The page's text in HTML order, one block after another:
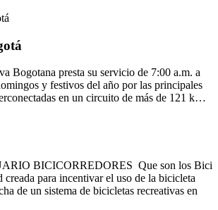
Bogotana presta su servicio de 7:00 a.m. a
y festivos del año por las principales
en un circuito de más de 121 k…
BICICORREDORES Que son los Bici
para incentivar el uso de la bicicleta
de un sistema de bicicletas recreativas en